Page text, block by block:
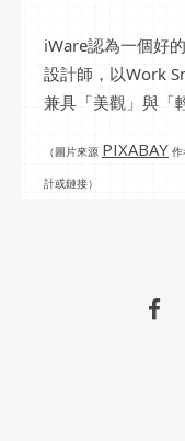
iWare認為一個好
設計師，以Work
兼具「美觀」與「
（圖片來源 PIXABAY
計或鏈接）